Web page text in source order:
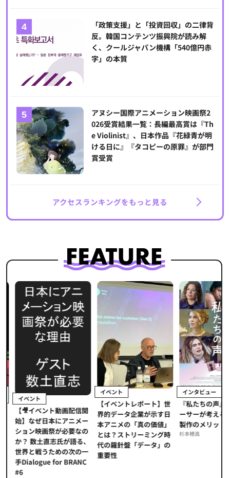
「政策支援」と「投資回収」の二律背
反。韓国コンテンツ振興院が読み解
く、クールジャパン機構「540億円赤
字」の本質
アヌシー国際アニメーション映画祭2
026受賞結果一覧：長編最高賞は『Th
e Violinist』、日本作品『花緑青が明
ける日に』『タコピーの原罪』が部門
賞受賞
アクセスランキングをもっと見る
イベント
【🎥イベント動画配信開
始】なぜ日本にアニメー
ション映画祭が必要なの
か？ 数土直志氏が語る、
世界と戦うための次の一
手Dialogue for BRANC
#6
イベント
【イベントレポート】世
界的データ企業が示す日
本アニメの「真の価値」
とは？ストリーミング時
代の羅針盤「データ」の
重要性
インタビュー
『私たちの声』
ーサーが考える
製作のメリット
杉本穂高